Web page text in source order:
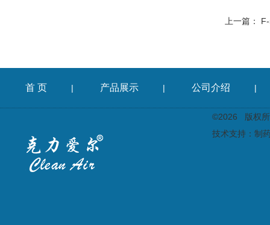
上一篇：
首 页 | 产品展示 | 公司介绍 |
©2026 版权所
技术支持： 制